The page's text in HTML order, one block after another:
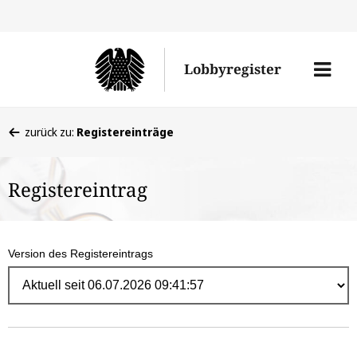
Lobbyregister
Menü
befinden
hier:
zurück zu: Registereinträge
Registereintrag
Version des Registereintrags